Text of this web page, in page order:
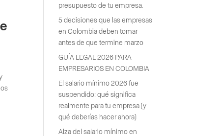
presupuesto de tu empresa.
5 decisiones que las empresas
en Colombia deben tomar
antes de que termine marzo
GUÍA LEGAL 2026 PARA
EMPRESARIOS EN COLOMBIA
El salario mínimo 2026 fue
suspendido: qué significa
realmente para tu empresa (y
qué deberías hacer ahora)
Alza del salario mínimo en